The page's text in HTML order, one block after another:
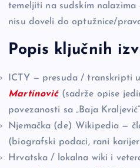
temeljiti na sudskim
nisu doveli do optužnice/
Popis ključnih
ICTY — presuda / transkripti
Martinović(sadrže opise
povezanosti sa „Baja
Njemačka (de) Wikipedia —
(biografski podaci, rani
Hrvatska / lokalna wiki i